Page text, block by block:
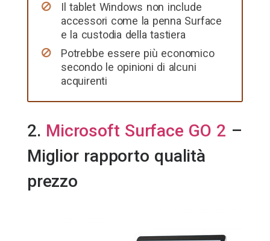
Il tablet Windows non include
accessori come la penna Surface
e la custodia della tastiera
Potrebbe essere più economico
secondo le opinioni di alcuni
acquirenti
2. Microsoft Surface GO 2 –
Miglior rapporto qualità
prezzo